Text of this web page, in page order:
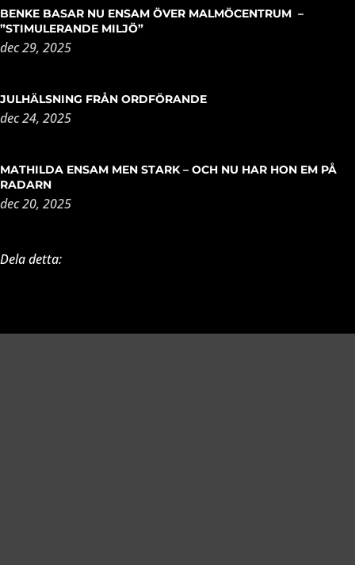
BENKE BASAR NU ENSAM ÖVER MALMÖCENTRUM –
”STIMULERANDE MILJÖ”
dec 29, 2025
JULHÄLSNING FRÅN ORDFÖRANDE
dec 24, 2025
MATHILDA ENSAM MEN STARK – OCH NU HAR HON EM PÅ
RADARN
dec 20, 2025
Dela detta: